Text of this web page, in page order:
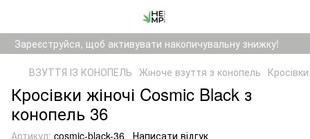
Зареєструйся, щоб активувати накопичувальну знижку!
ВЗУТТЯ ІЗ КОНОПЕЛЬ Жіноче взуття з конопель
Кросівки жіночі Cosmic Black з
конопель 36
Артикул: cosmic-black-36 Написати відгук